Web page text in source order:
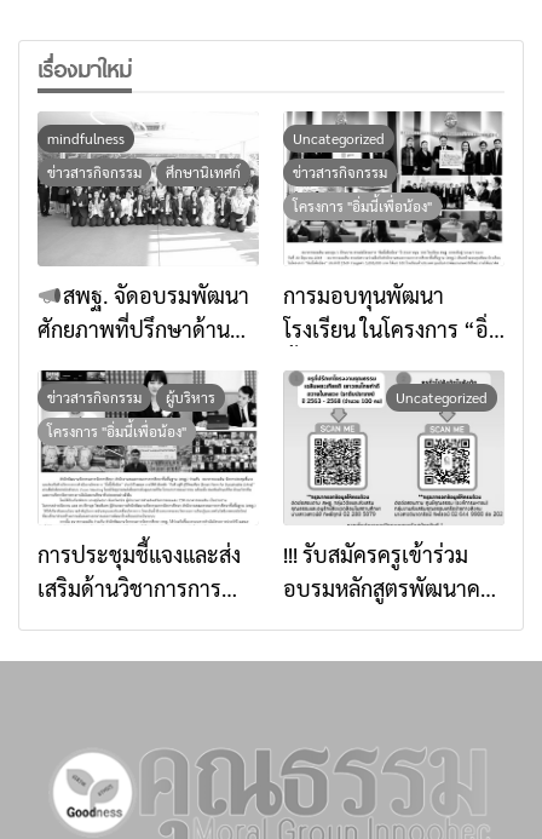
เรื่องมาใหม่
mindfulness
ข่าวสารกิจกรรม
ศึกษานิเทศก์
สพฐ. จัดอบรมพัฒนา
ศักยภาพที่ปรึกษาด้าน
ทางจิตใจด้วยศาสตร์แห่ง
สติ เตรียมพร้อมยกระดับ
การส่งเสริมคุณธรรมใน
ระดับพื้นที่ผ่านการเรียนรู้
วิถีใหม่
Uncategorized
ข่าวสารกิจกรรม
โครงการ "อิ่มนี้เพื่อน้อง"
การมอบทุนพัฒนา
โรงเรียน ในโครงการ “อิ่ม
๒๕๖๙ ธนาคารออมสิน
มอบทุน จำนวน 100
โรงเรียน จำนวนทั้งสิ้น
5,000,000 บาท
ข่าวสารกิจกรรม
ผู้บริหาร
โครงการ "อิ่มนี้เพื่อน้อง"
การประชุมชี้แจงและส่ง
เสริมด้านวิชาการการ
นี้เพื่อน้อง” ประจำปี
(Smart Farm for
Sustainable Living)”
Uncategorized
!!! รับสมัครครูเข้าร่วม
อบรมหลักสูตรพัฒนาครู
10 !!